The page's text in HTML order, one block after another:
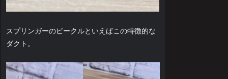
スプリンガーのビークルといえばこの特徴的な
ダクト。